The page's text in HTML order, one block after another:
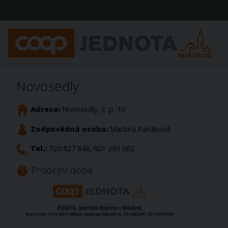
Novosedly
Adresa: Novosedly, č. p. 10
Zodpovědná osoba: Martina Panáková
Tel.: 720 827 848, 601 293 662
Prodejní doba